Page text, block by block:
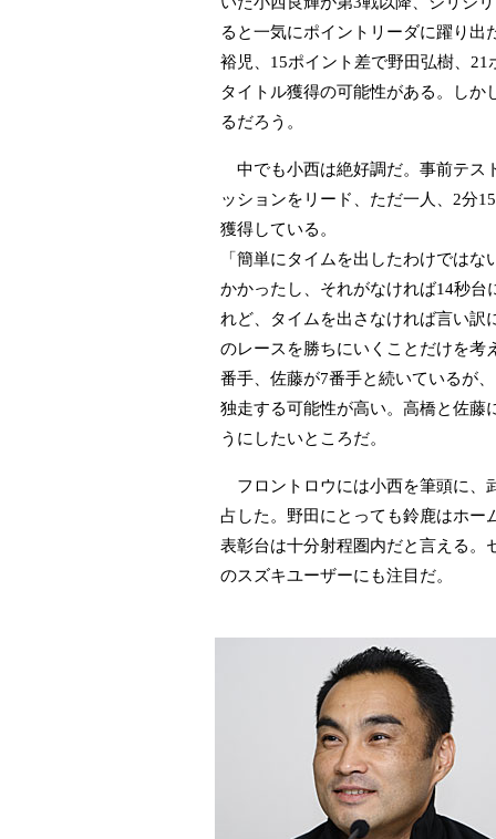
ると一気にポイントリーダに躍り
裕児、15ポイント差で野田弘樹、
タイトル獲得の可能性がある。し
るだろう。
中でも小西は絶好調だ。事前テス
ッションをリード、ただ一人、2分
獲得している。
「簡単にタイムを出したわけでは
かかったし、それがなければ14秒
れど、タイムを出さなければ言い訳
のレースを勝ちにいくことだけを考
番手、佐藤が7番手と続いているが
独走する可能性が高い。高橋と佐藤
うにしたいところだ。
フロントロウには小西を筆頭に、
占した。野田にとっても鈴鹿はホー
表彰台は十分射程圏内だと言える。
のスズキユーザーにも注目だ。